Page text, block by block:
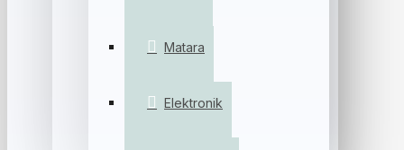
Matara
Elektronik